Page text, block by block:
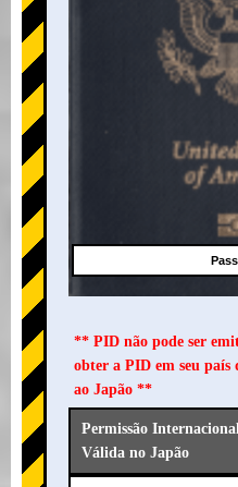
** PID não pode ser
obter a PID em seu
ao Japão **
Permissão
Válida no Japão